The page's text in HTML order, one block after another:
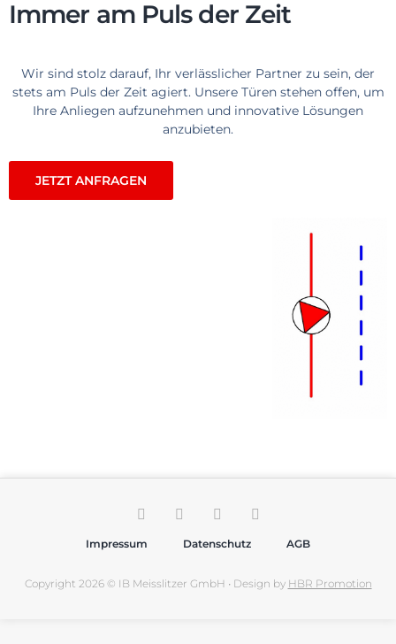
Immer am Puls der Zeit​
Wir sind stolz darauf, Ihr verlässlicher Partner zu sein, der
stets am Puls der Zeit agiert. Unsere Türen stehen offen, um
Ihre Anliegen aufzunehmen und innovative Lösungen
anzubieten.
JETZT ANFRAGEN
Impressum Datenschutz AGB
Copyright 2026 © IB Meisslitzer GmbH • Design by HBR Promotion